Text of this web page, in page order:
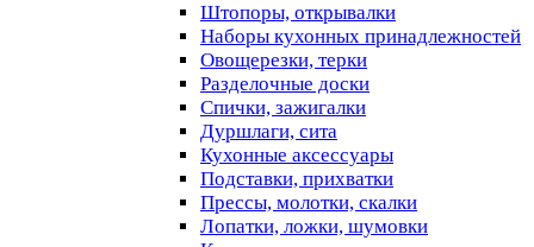
Штопоры, открывалки
Наборы кухонных принадлежностей
Овощерезки, терки
Разделочные доски
Спички, зажигалки
Дуршлаги, сита
Кухонные аксессуары
Подставки, прихватки
Прессы, молотки, скалки
Лопатки, ложки, шумовки